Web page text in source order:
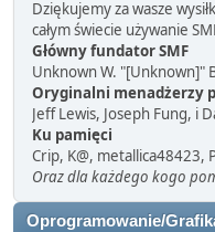
Dziękujemy za wasze
całym świecie używanie
Główny fundator SMF
Unknown W. "[Unknown]"
Oryginalni menadżerzy
Jeff Lewis, Joseph Fung, i
Ku pamięci
Crip, K@, metallica48423,
Oraz dla każdego kogo
Oprogramowanie/